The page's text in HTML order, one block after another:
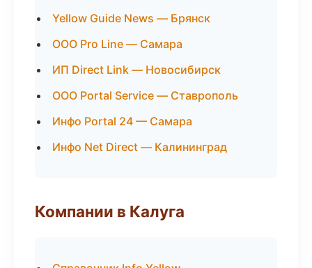
Yellow Guide News — Брянск
ООО Pro Line — Самара
ИП Direct Link — Новосибирск
ООО Portal Service — Ставрополь
Инфо Portal 24 — Самара
Инфо Net Direct — Калининград
Компании в Калуга